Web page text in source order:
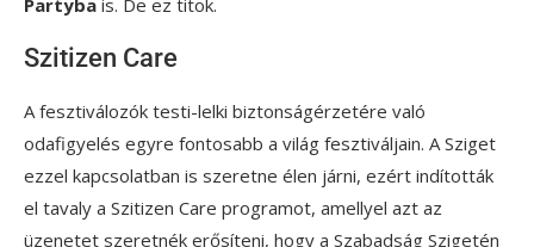
Szitizen Care
A fesztiválozók testi-lelki biztonságérzetére való
odafigyelés egyre fontosabb a világ fesztiváljain. A Sziget
ezzel kapcsolatban is szeretne élen járni, ezért indították
el tavaly a Szitizen Care programot, amellyel azt az
üzenetet szeretnék erősíteni, hogy a Szabadság Szigetén